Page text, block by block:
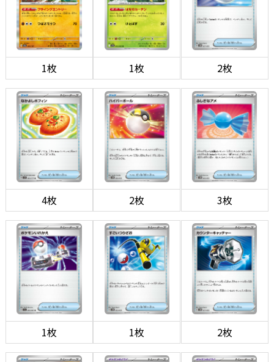
1枚 1枚 2枚
4枚 2枚 3枚
1枚 1枚 2枚